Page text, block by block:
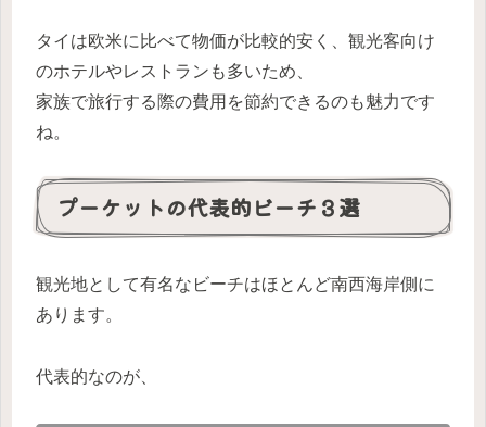
タイは欧米に比べて物価が比較的安く、観光客向け
のホテルやレストランも多いため、
家族で旅行する際の費用を節約できるのも魅力です
ね。
プーケットの代表的ビーチ３選
観光地として有名なビーチはほとんど南西海岸側に
あります。
代表的なのが、